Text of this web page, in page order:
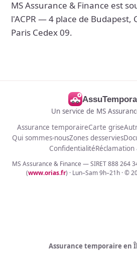
MS Assurance & Finance est
l'ACPR — 4 place de Budapest,
Paris Cedex 09.
Un service de MS
Assurance temporaireCarte grise
Qui sommes-nousZones desservies
Confidentialité
MS Assurance & Finance — SIRET 888 264
(www.orias.fr) · Lun–Sam 9h–21h · ©
Assurance temporaire en